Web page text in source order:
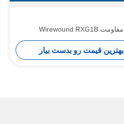
مقاومت Wirewound RXG1B
بهترین قیمت رو بدست بیار